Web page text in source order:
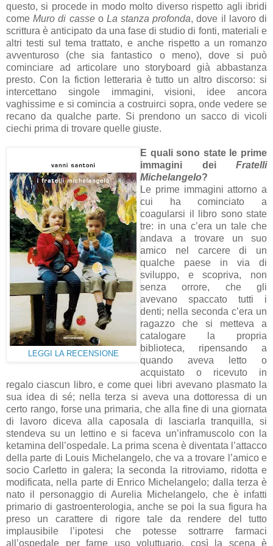
questo, si procede in modo molto diverso rispetto agli ibridi
comeMuro di casse o La stanza profonda, dove il lavoro di
scrittura è anticipato da una fase di studio di fonti, materiali e
altri testi sul tema trattato, e anche rispetto a un romanzo
avventuroso (che sia fantastico o meno), dove si può
cominciare ad articolare uno storyboard già abbastanza
presto. Con la fiction letteraria è tutto un altro discorso: si
intercettano singole immagini, visioni, idee ancora
vaghissime e si comincia a costruirci sopra, onde vedere se
recano da qualche parte. Si prendono un sacco di vicoli
ciechi prima di trovare quelle giuste.
LEGGI LA RECENSIONE
E quali sono state le prime
immagini dei Fratelli
Michelangelo?
Le prime immagini attorno a
cui ha cominciato a
coagularsi il libro sono state
tre: in una c’era un tale che
andava a trovare un suo
amico nel carcere di un
qualche paese in via di
sviluppo, e scopriva, non
senza orrore, che gli
avevano spaccato tutti i
denti; nella seconda c’era un
ragazzo che si metteva a
catalogare la propria
biblioteca, ripensando a
quando aveva letto o
acquistato o ricevuto in
regalo ciascun libro, e come quei libri avevano plasmato la
sua idea di sé; nella terza si aveva una dottoressa di un
certo rango, forse una primaria, che alla fine di una giornata
di lavoro diceva alla caposala di lasciarla tranquilla, si
stendeva su un lettino e si faceva un’inframuscolo con la
ketamina dell’ospedale. La prima scena è diventata l’attacco
della parte di Louis Michelangelo, che va a trovare l’amico e
socio Carletto in galera; la seconda la ritroviamo, ridotta e
modificata, nella parte di Enrico Michelangelo; dalla terza è
nato il personaggio di Aurelia Michelangelo, che è infatti
primario di gastroenterologia, anche se poi la sua figura ha
preso un carattere di rigore tale da rendere del tutto
implausibile l’ipotesi che potesse sottrarre farmaci
all’ospedale per farne uso voluttuario, così la scena è